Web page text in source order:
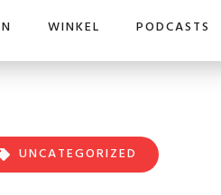
WINKEL PODCASTS
UNCATEGORIZED